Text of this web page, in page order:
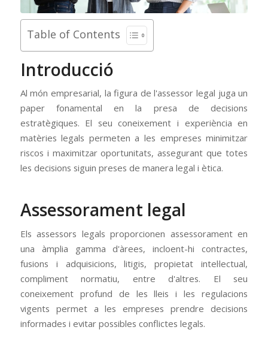
Table of Contents
Introducció
Al món empresarial, la figura de l'assessor legal juga un
paper fonamental en la presa de decisions
estratègiques. El seu coneixement i experiència en
matèries legals permeten a les empreses minimitzar
riscos i maximitzar oportunitats, assegurant que totes
les decisions siguin preses de manera legal i ètica.
Assessorament legal
Els assessors legals proporcionen assessorament en
una àmplia gamma d'àrees, incloent-hi contractes,
fusions i adquisicions, litigis, propietat intel·lectual,
compliment normatiu, entre d'altres. El seu
coneixement profund de les lleis i les regulacions
vigents permet a les empreses prendre decisions
informades i evitar possibles conflictes legals.